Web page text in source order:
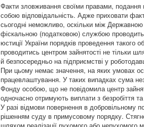
Факти зловживання своїми правами, подання
собою відповідальність. Адже приховати
сьогодні неможливо, оскільки між
фіскальною (податковою) службою
юстиції України порядків проведення такого
проводитись центром зайнятості не тільки
й безпосередньо на підприємстві у
При цьому немає значення, на яких умовах
працевлаштування. У таких випадках сума
Фонду особою, що не повідомила центр
одночасно отримують виплати з безробіття
У разі відмови повернення в добровільному
рішенням суду в примусовому порядку.